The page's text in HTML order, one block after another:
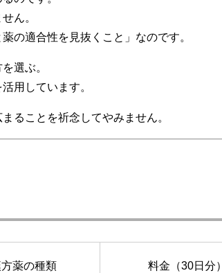
ん。
の適合性を見抜くこと」なのです。
選ぶ。
用しています。
ることを祈念してやみません。
薬の種類 料金（30日分）